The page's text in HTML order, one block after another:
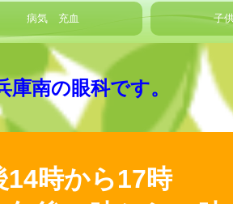
病気 充血 子
庫南の眼科です。
時から17時